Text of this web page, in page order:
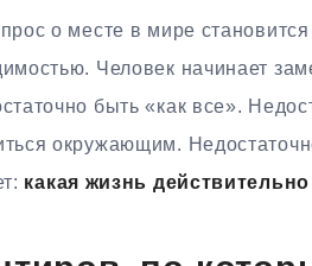
о месте в мире
Человек начинает
быть «как все».
окружающим.
какая жизнь